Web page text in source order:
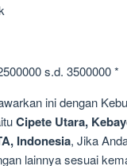
s.d. 3500000 *
ini dengan
Cipete Utara,
Indonesia, Jika
lainnya sesuai